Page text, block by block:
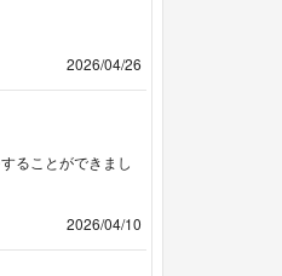
2026/04/26
ることができまし
2026/04/10